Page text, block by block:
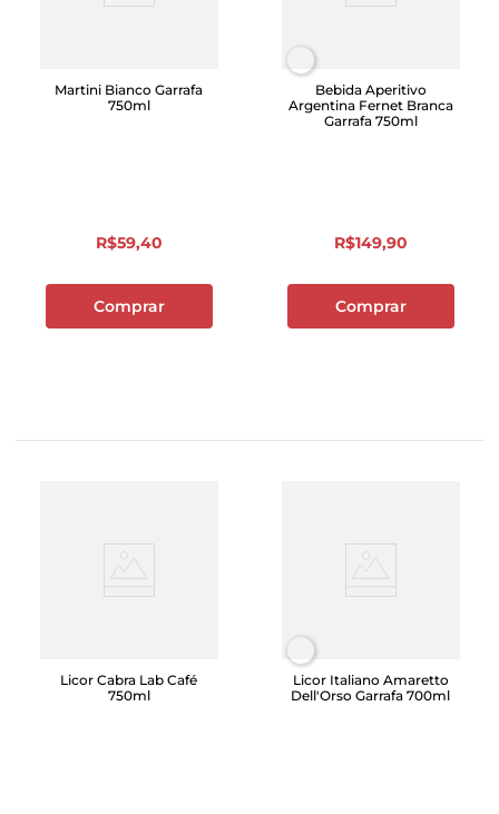
Martini Bianco Garrafa
750ml
R$59,40
Comprar
Bebida Aperitivo
Argentina Fernet Branca
Garrafa 750ml
R$149,90
Comprar
Licor Cabra Lab Café
750ml
Licor Italiano Amaretto
Dell'Orso Garrafa 700ml